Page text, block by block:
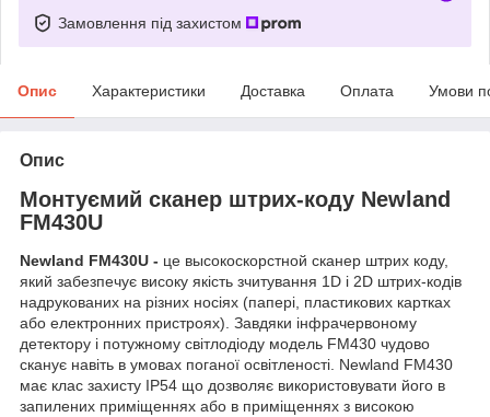
Замовлення під захистом
Опис Характеристики Доставка Оплата Умови
Опис
Монтуємий сканер штрих-коду Newland
FM430U
Newland FM430U - це высокоскорстной сканер штрих коду,
який забезпечує високу якість зчитування 1D і 2D штрих-кодів
надрукованих на різних носіях (папері, пластикових картках
або електронних пристроях). Завдяки інфрачервоному
детектору і потужному світлодіоду модель FM430 чудово
сканує навіть в умовах поганої освітленості. Newland FM430
має клас захисту IP54 що дозволяє використовувати його в
запилених приміщеннях або в приміщеннях з високою